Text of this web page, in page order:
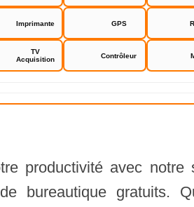
Imprimante GPS
TV
Acquisition
Contrôleur
productivité avec notre
bureautique gratuits.